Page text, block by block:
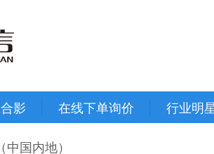
影 在线下单询价 行业明
中国内地）